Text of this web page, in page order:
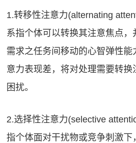
1.转移性注意力(alternating
系指个体可以转换其注意焦点，
需求之任务间移动的心智弹性能
意力表现差，将对处理需要转换
困扰。
2.选择性注意力(selective
指个体面对干扰物或竞争刺激下